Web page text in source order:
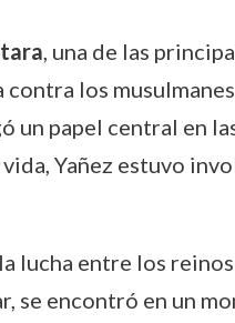
, una de las
los
un papel central en
Yañez estuvo
lucha entre los
se encontró en un